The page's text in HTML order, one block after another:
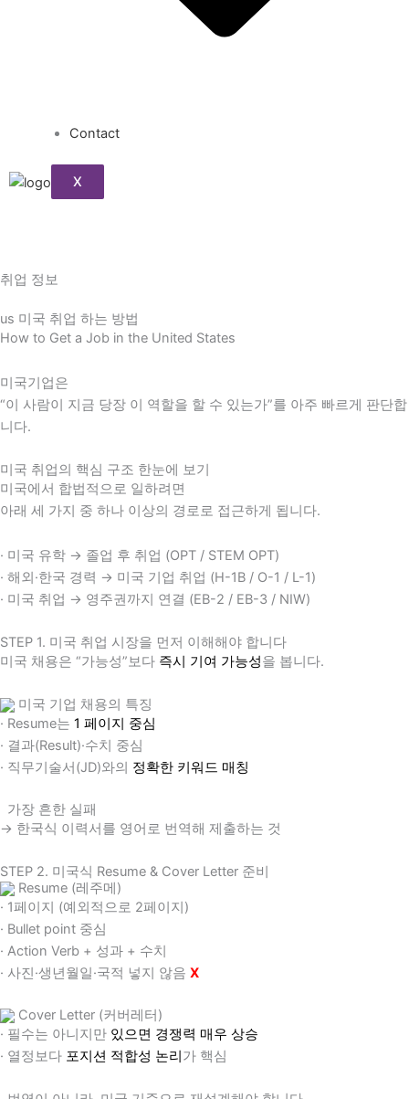
Contact
X
취업 정보
us 미국 취업 하는 방법
How to Get a Job in the United States
미국기업은
“이 사람이 지금 당장 이 역할을 할 수 있는가”를 아주 빠르게 판단합
니다.
미국 취업의 핵심 구조 한눈에 보기
미국에서 합법적으로 일하려면
아래 세 가지 중 하나 이상의 경로로 접근하게 됩니다.
· 미국 유학 → 졸업 후 취업 (OPT / STEM OPT)
· 해외·한국 경력 → 미국 기업 취업 (H-1B / O-1 / L-1)
· 미국 취업 → 영주권까지 연결 (EB-2 / EB-3 / NIW)
STEP 1. 미국 취업 시장을 먼저 이해해야 합니다
미국 채용은 “가능성”보다 즉시 기여 가능성을 봅니다.
미국 기업 채용의 특징
· Resume는 1 페이지 중심
· 결과(Result)·수치 중심
· 직무기술서(JD)와의 정확한 키워드 매칭
가장 흔한 실패
→ 한국식 이력서를 영어로 번역해 제출하는 것
STEP 2. 미국식 Resume & Cover Letter 준비
Resume (레주메)
· 1페이지 (예외적으로 2페이지)
· Bullet point 중심
· Action Verb + 성과 + 수치
· 사진·생년월일·국적 넣지 않음 X
Cover Letter (커버레터)
· 필수는 아니지만 있으면 경쟁력 매우 상승
· 열정보다 포지션 적합성 논리가 핵심